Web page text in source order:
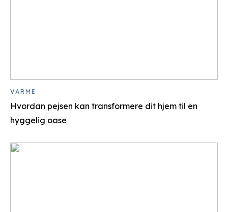
Hvordan pejsen kan transformere dit hjem til en
hyggelig oase
VARME